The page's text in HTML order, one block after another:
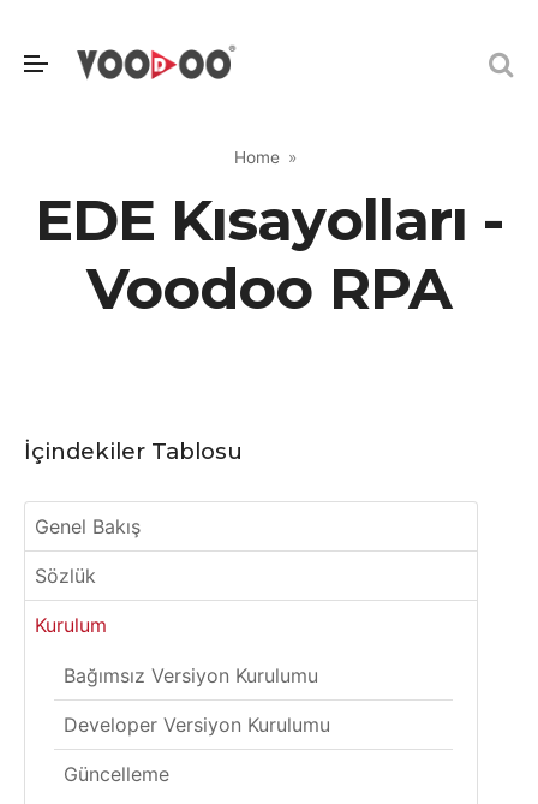
Home
EDE Kısayolları -
Voodoo RPA
İçindekiler Tablosu
Genel Bakış
Sözlük
Kurulum
Bağımsız Versiyon Kurulumu
Developer Versiyon Kurulumu
Güncelleme